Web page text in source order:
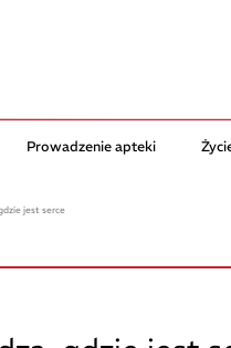
Prowadzenie apteki
jest serce